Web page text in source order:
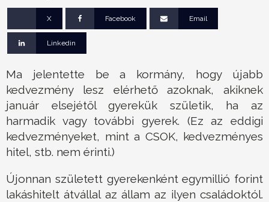
X Facebook Email
Linkedin
Ma jelentette be a kormány, hogy újabb
kedvezmény lesz elérhető azoknak, akiknek
január elsejétől gyerekük születik, ha az
harmadik vagy további gyerek. (Ez az eddigi
kedvezményeket, mint a CSOK, kedvezményes
hitel, stb. nem érinti.)
Újonnan született gyerekenként egymillió forint
lakáshitelt átvállal az állam az ilyen családoktól.